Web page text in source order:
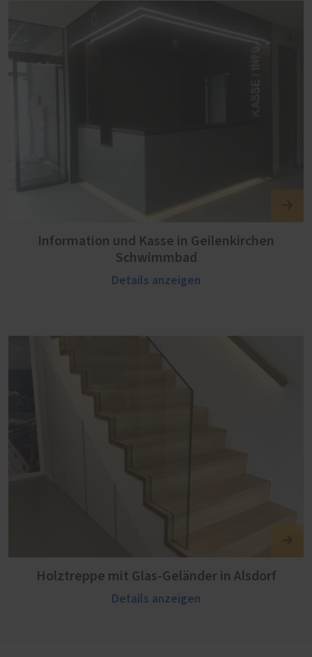
Information und Kasse in Geilenkirchen
Schwimmbad
Details anzeigen
Holztreppe mit Glas-Geländer in Alsdorf
Details anzeigen